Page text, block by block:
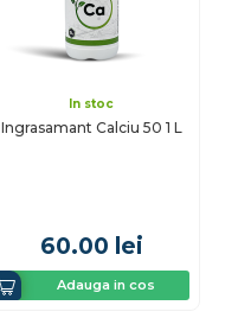
In stoc
Ingrasamant Calciu 50 1 L
60.00 lei
Adauga in cos